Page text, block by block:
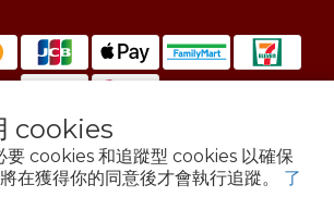
cookies
要 cookies 和追蹤型 cookies 以確保
在獲得你的同意後才會執行追蹤。 了
TWD 繁體中文